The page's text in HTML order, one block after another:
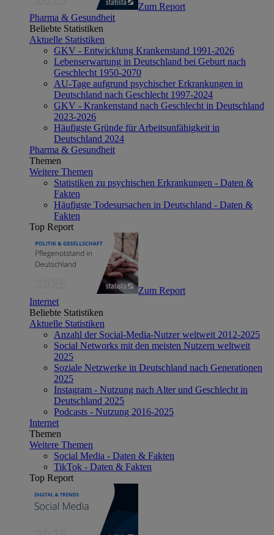
Zum Report
Pharma & Gesundheit
Beliebte Statistiken
Aktuelle Statistiken
GKV - Entwicklung Krankenstand 1991-2026
Lebenserwartung in Deutschland bei Geburt nach
Geschlecht 1950-2070
AU-Tage aufgrund psychischer Erkrankungen in
Deutschland nach Geschlecht 1997-2024
GKV - Krankenstand nach Geschlecht in Deutschland
2023-2026
Häufigste Gründe für Arbeitsunfähigkeit in
Deutschland 2024
Pharma & Gesundheit
Themen
Weitere Themen
Statistiken zu psychischen Erkrankungen - Daten &
Fakten
Häufigste Todesursachen in Deutschland - Daten &
Fakten
Top Report
Zum Report
Internet
Beliebte Statistiken
Aktuelle Statistiken
Anzahl der Social-Media-Nutzer weltweit 2012-2025
Social Networks mit den meisten Nutzern weltweit
2025
Soziale Netzwerke in Deutschland nach Generationen
2025
Instagram - Nutzung nach Alter und Geschlecht in
Deutschland 2025
Podcasts - Nutzung 2016-2025
Internet
Themen
Weitere Themen
Social Media - Daten & Fakten
TikTok - Daten & Fakten
Top Report